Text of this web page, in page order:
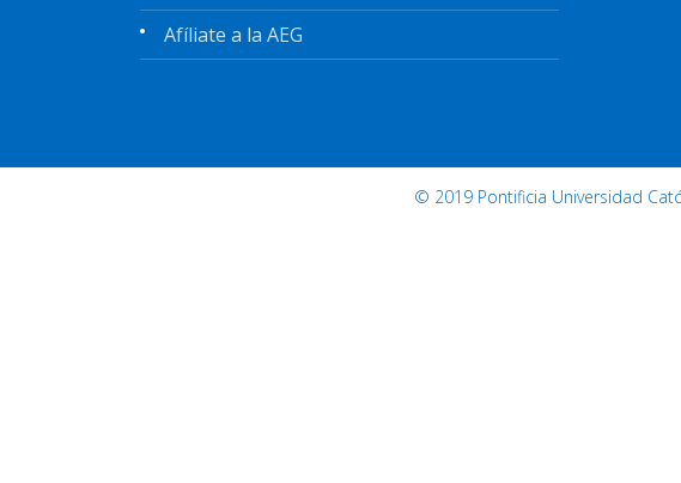
Afíliate a la AEG
© 2019 Pontificia Universidad